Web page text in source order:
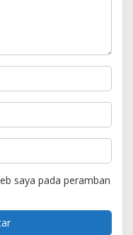
saya pada peramban